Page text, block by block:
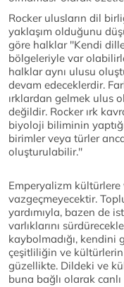
Rocker ulusların dil
yaklaşım olduğunu
göre halklar ''Kendi
bölgeleriyle var
halklar aynı ulusu
devam edeceklerdir.
ırklardan gelmek ulus
değildir. Rocker ırk
biyoloji biliminin
birimler veya türler
oluşturulabilir.''
Emperyalizm
vazgeçmeyecektir.
yardımıyla, bazen de
varlıklarını
kaybolmadığı, kendini
çeşitliliğin ve
güzellikte. Dildeki ve
buna bağlı olarak